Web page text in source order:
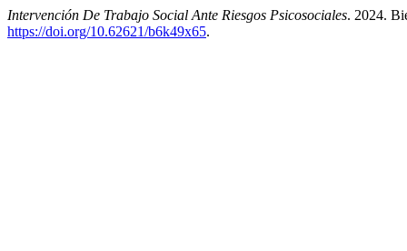
Intervención De Trabajo Social Ante Riesgos Psicosociales. 2024.
https://doi.org/10.62621/b6k49x65.